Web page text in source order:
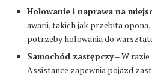
Holowanie i naprawa na
awarii, takich jak przebita
potrzeby holowania do
Samochód zastępczy– W razie
Assistance zapewnia pojazd